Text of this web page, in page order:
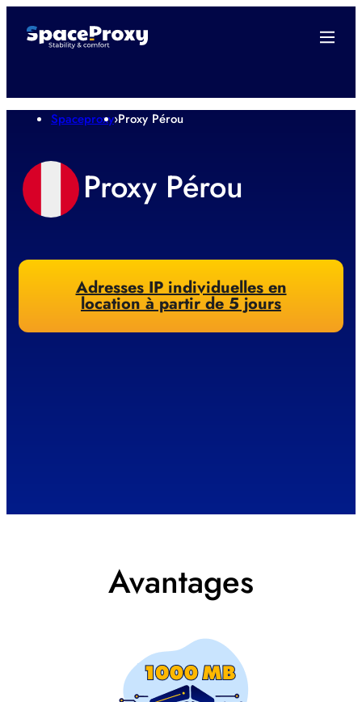
Spaceproxy›Proxy Pérou
Proxy Pérou
Adresses IP individuelles en
location à partir de 5 jours
Avantages